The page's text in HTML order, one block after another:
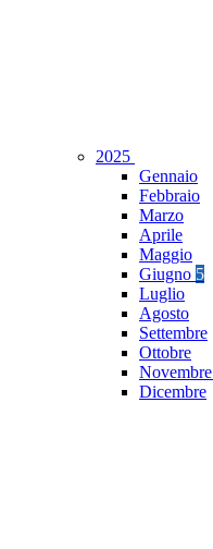
2025
Gennaio
Febbraio
Marzo
Aprile
Maggio
Giugno 5
Luglio
Agosto
Settembre
Ottobre
Novembre
Dicembre